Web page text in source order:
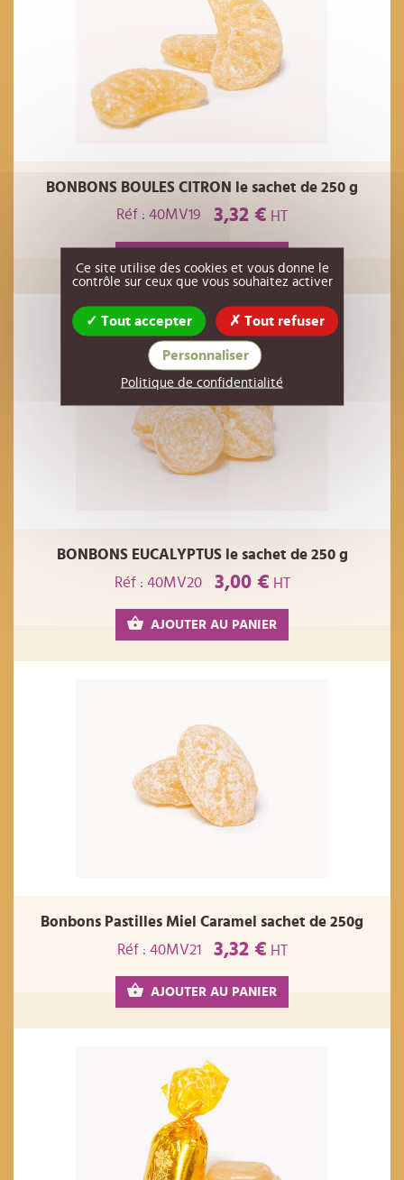
BONBONS BOULES CITRON le sachet de 250 g
Réf : 40MV19
3,32 € HT
BONBONS EUCALYPTUS le sachet de 250 g
Réf : 40MV20
3,00 € HT
AJOUTER AU PANIER
Bonbons Pastilles Miel Caramel sachet de 250g
Réf : 40MV21
3,32 € HT
AJOUTER AU PANIER
Ce site utilise des cookies et vous donne le
contrôle sur ceux que vous souhaitez activer
Tout accepter Tout refuser
Personnaliser
Politique de confidentialité